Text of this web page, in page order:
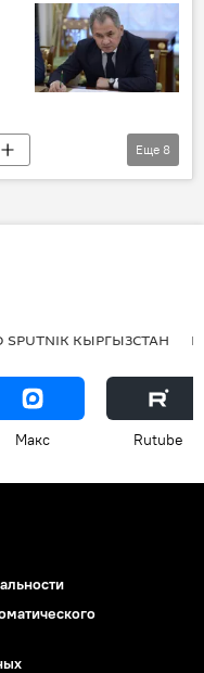
Сирия
Еще 8
КЫРГЫЗСТАН
Макс Rutube